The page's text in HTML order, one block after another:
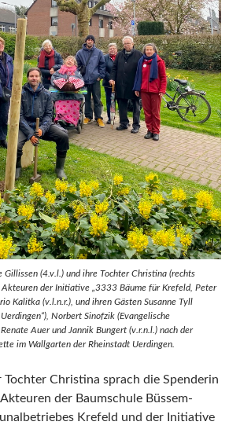
Gillissen (4.v.l.) und ihre Tochter Christina (rechts
der Initiative „3333 Bäume für Krefeld, Peter
Kalitka (v.l.n.r.), und ihren Gästen Susanne Tyll
Norbert Sinofzik (Evangelische
Auer und Jannik Bungert (v.r.n.l.) nach der
im Wallgarten der Rheinstadt Uerdingen.
Christina sprach die Spenderin
der Baumschule Büssem-
Krefeld und der Initiative